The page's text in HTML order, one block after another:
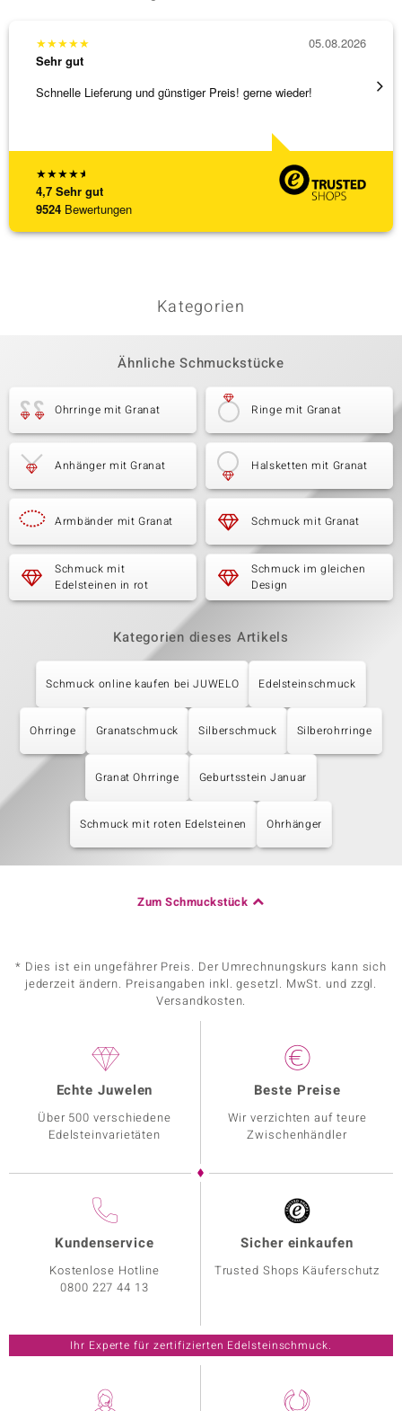
★★★★★
4,7 Sehr gut
9524 Bewertungen
★★★★★
Sehr gut
Schnelle Lieferung und günstiger Preis! gerne wieder!
05.08.2026
Ich
Kategorien
Ähnliche Schmuckstücke
Ohrringe mit Granat Ringe mit Granat
Anhänger mit Granat Halsketten mit Granat
Armbänder mit Granat Schmuck mit Granat
Schmuck mit
Edelsteinen in rot
Schmuck im gleichen
Design
Kategorien dieses Artikels
Schmuck online kaufen bei JUWELO Edelsteinschmuck
Ohrringe Granatschmuck Silberschmuck Silberohrringe
Granat Ohrringe Geburtsstein Januar
Schmuck mit roten Edelsteinen Ohrhänger
Zum Schmuckstück
* Dies ist ein ungefährer Preis. Der Umrechnungskurs kann sich
jederzeit ändern. Preisangaben inkl. gesetzl. MwSt. und zzgl.
Versandkosten.
Echte Juwelen
Über 500 verschiedene
Edelsteinvarietäten
Beste Preise
Wir verzichten auf teure
Zwischenhändler
Kundenservice
Kostenlose Hotline
0800 227 44 13
Sicher einkaufen
Trusted Shops Käuferschutz
Ihr Experte für zertifizierten Edelsteinschmuck.